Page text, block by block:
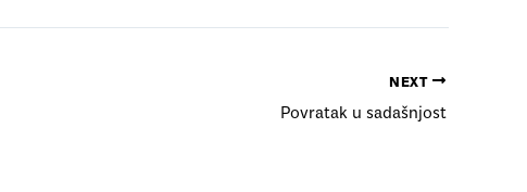
NEXT
Povratak u sadašnjost